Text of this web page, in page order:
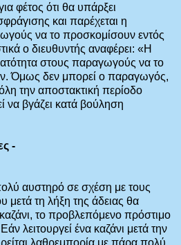
φέτος ότι θα υπάρξει
και παρέχεται η
να το προσκομίσουν εντός
ο διευθυντής αναφέρει: «Η
στους παραγωγούς να το
Όμως δεν μπορεί ο παραγωγός,
την αποστακτική περίοδο
να βγάζει κατά βούληση
-
αυστηρό σε σχέση με τους
μετά τη λήξη της άδειας θα
το προβλεπόμενο πρόστιμο
λειτουργεί ένα καζάνι μετά την
λαθρεμπορία με πάρα πολύ